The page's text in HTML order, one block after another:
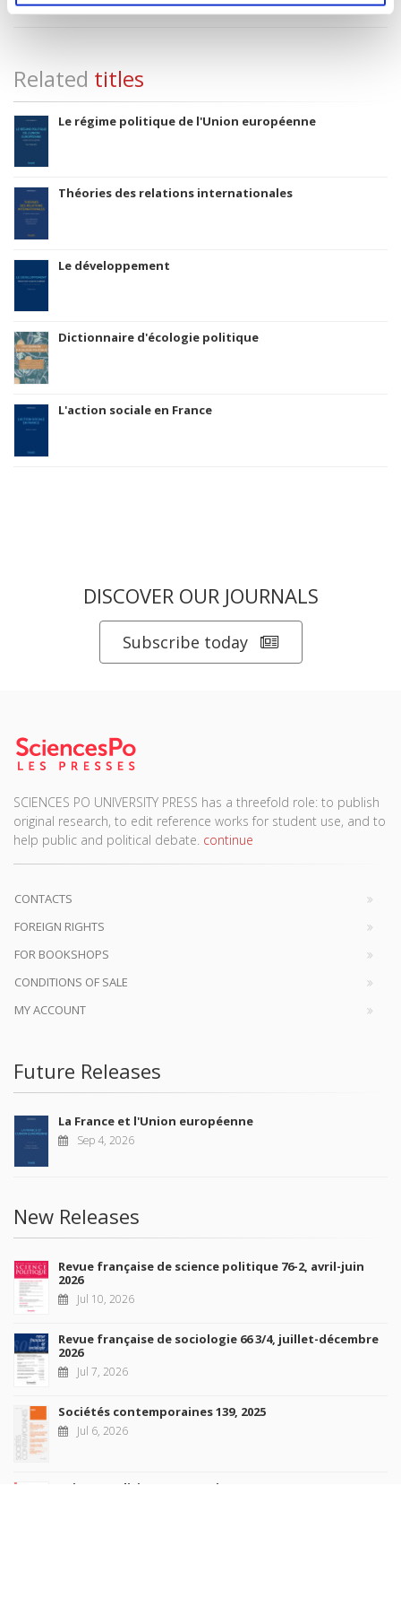
Related titles
Le régime politique de l'Union européenne
Théories des relations internationales
Le développement
Dictionnaire d'écologie politique
L'action sociale en France
DISCOVER OUR JOURNALS
Subscribe today
SCIENCES PO UNIVERSITY PRESS has a threefold role: to publish
original research, to edit reference works for student use, and to
help public and political debate. continue
CONTACTS
FOREIGN RIGHTS
FOR BOOKSHOPS
CONDITIONS OF SALE
MY ACCOUNT
Future Releases
La France et l'Union européenne
Sep 4, 2026
New Releases
Revue française de science politique 76-2, avril-juin
2026
Jul 10, 2026
Revue française de sociologie 66 3/4, juillet-décembre
2026
Jul 7, 2026
Sociétés contemporaines 139, 2025
Jul 6, 2026
Raisons politiques 102, mai 2026